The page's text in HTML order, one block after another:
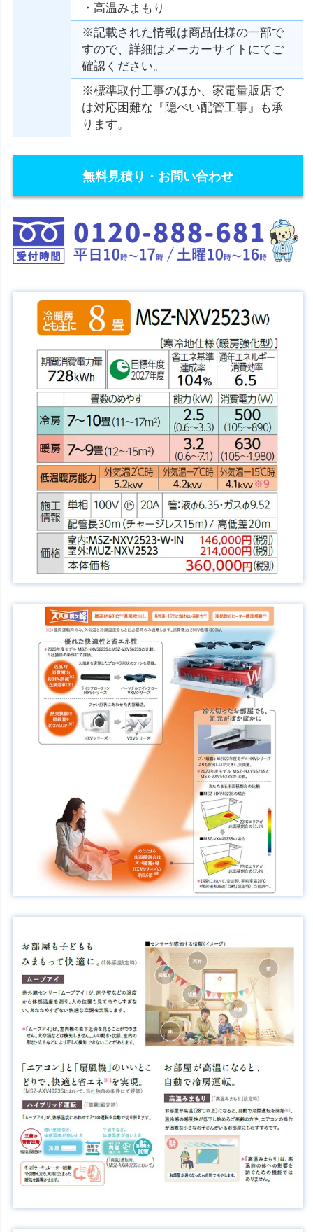
・高温みまもり
※記載された情報は商品仕様の一部で
すので、詳細はメーカーサイトにてご
確認ください。
※標準取付工事のほか、家電量販店で
は対応困難な『隠ぺい配管工事』も承
ります。
無料見積り・お問い合わせ